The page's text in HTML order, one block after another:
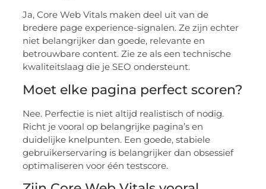
Ja, Core Web Vitals maken deel uit van de
bredere page experience-signalen. Ze zijn echter
niet belangrijker dan goede, relevante en
betrouwbare content. Zie ze als een technische
kwaliteitslaag die je SEO ondersteunt.
Moet elke pagina perfect scoren?
Nee. Perfectie is niet altijd realistisch of nodig.
Richt je vooral op belangrijke pagina’s en
duidelijke knelpunten. Een goede, stabiele
gebruikerservaring is belangrijker dan obsessief
optimaliseren voor één testscore.